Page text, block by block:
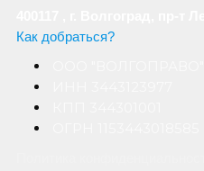
Как добраться?